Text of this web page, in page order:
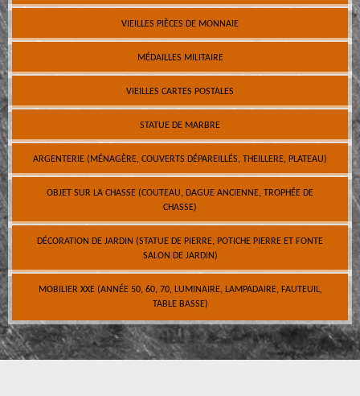
VIEILLES PIÈCES DE MONNAIE
MÉDAILLES MILITAIRE
VIEILLES CARTES POSTALES
STATUE DE MARBRE
ARGENTERIE (MÉNAGÈRE, COUVERTS DÉPAREILLÉS, THEILLERE, PLATEAU)
OBJET SUR LA CHASSE (COUTEAU, DAGUE ANCIENNE, TROPHÉE DE
CHASSE)
DÉCORATION DE JARDIN (STATUE DE PIERRE, POTICHE PIERRE ET FONTE
SALON DE JARDIN)
MOBILIER XXE (ANNÉE 50, 60, 70, LUMINAIRE, LAMPADAIRE, FAUTEUIL,
TABLE BASSE)